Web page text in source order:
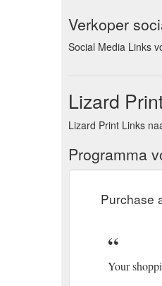
Verkoper
Social Media Links
Lizard
Lizard Print Links
Programma
Purchase
Your